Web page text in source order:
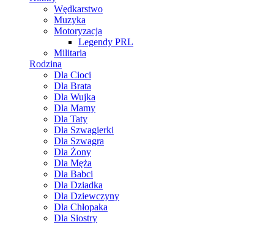
Wędkarstwo
Muzyka
Motoryzacja
Legendy PRL
Militaria
Rodzina
Dla Cioci
Dla Brata
Dla Wujka
Dla Mamy
Dla Taty
Dla Szwagierki
Dla Szwagra
Dla Żony
Dla Męża
Dla Babci
Dla Dziadka
Dla Dziewczyny
Dla Chłopaka
Dla Siostry